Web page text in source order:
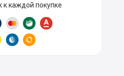
каждой покупке